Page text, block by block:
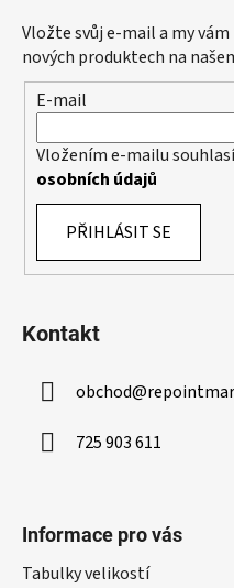
Vložte svůj e-mail a my
nových produktech na
E-mail
Vložením e-mailu
osobních údajů
PŘIHLÁSIT SE
Kontakt
obchod@
725 903 611
Informace pro vás
Tabulky velikostí